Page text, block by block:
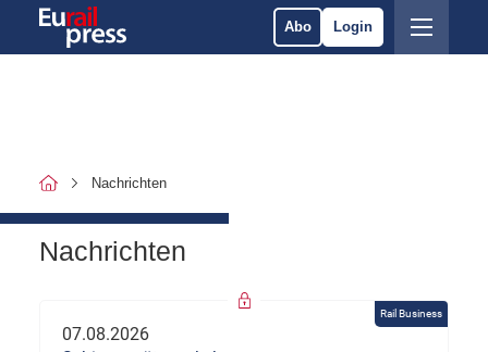
Abo Login
Nachrichten
Nachrichten
Rail Business
07.08.2026